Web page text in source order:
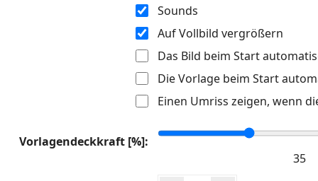
Sounds
Auf Vollbild vergrößern
Das Bild beim Start
Die Vorlage beim Start
Einen Umriss zeigen, wenn
Vorlagendeckkraft [%]